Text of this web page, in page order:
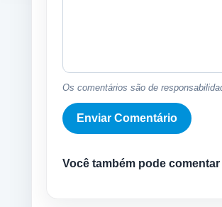
Os comentários são de
Você também pode